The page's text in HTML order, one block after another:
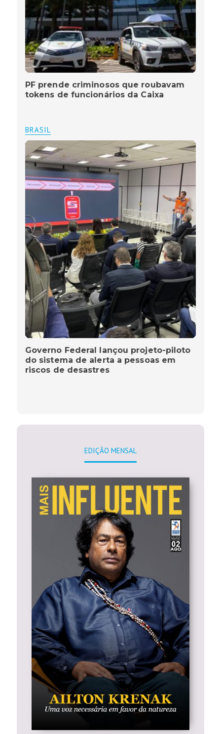
PF prende criminosos que roubavam
tokens de funcionários da Caixa
BRASIL
Governo Federal lançou projeto-piloto
do sistema de alerta a pessoas em
riscos de desastres
EDIÇÃO MENSAL